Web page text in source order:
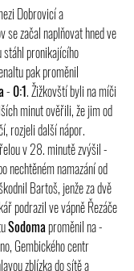
Dobrovicí a
začal naplňovat hned ve
stáhl pronikajícího
pak proměnil
- 0:1. Žižkovští byli na míči
minut ověřili, že jim od
rozjeli další nápor.
v 28. minutě zvýšil -
nechtěném namazání od
Bartoš, jenže za dvě
podrazil ve vápně Řezáče
Sodoma proměnil na -
Gembického centr
zblízka do sítě a